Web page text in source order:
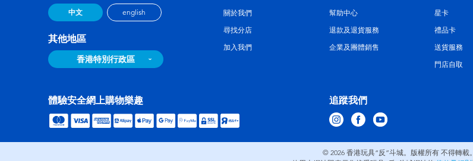
中文 english
其他地區
香港特別行政區
追蹤我們
關於我們
尋找分店
加入我們
幫助中心
退款及退貨服務
企業及團體銷售
星卡
禮品卡
送貨服務
門店自取
體驗安全網上購物樂趣
© 2026 香港玩具“反”斗城。版權所有 不得轉載。